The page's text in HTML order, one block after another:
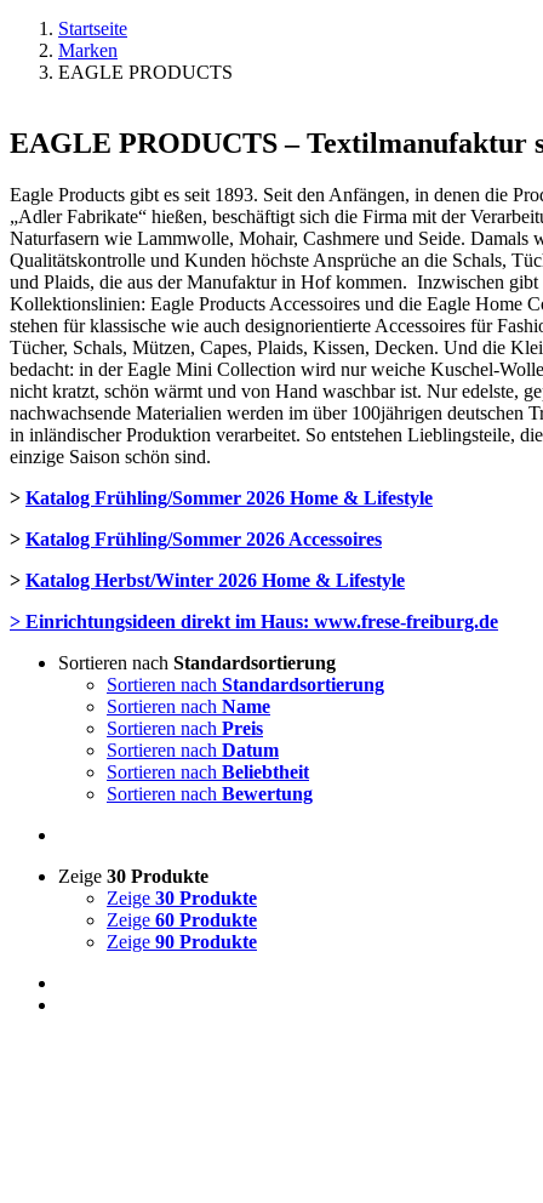
Startseite
Marken
EAGLE PRODUCTS
EAGLE PRODUCTS – Textilmanufaktur
Eagle Products gibt es seit 1893. Seit den Anfängen, in denen die
„Adler Fabrikate“ hießen, beschäftigt sich die Firma mit der
Naturfasern wie Lammwolle, Mohair, Cashmere und Seide. Damals
Qualitätskontrolle und Kunden höchste Ansprüche an die Schals,
und Plaids, die aus der Manufaktur in Hof kommen. Inzwischen gibt
Kollektionslinien: Eagle Products Accessoires und die Eagle Home
stehen für klassische wie auch designorientierte Accessoires für
Tücher, Schals, Mützen, Capes, Plaids, Kissen, Decken. Und die
bedacht: in der Eagle Mini Collection wird nur weiche Kuschel-
nicht kratzt, schön wärmt und von Hand waschbar ist. Nur edelste,
nachwachsende Materialien werden im über 100jährigen deutschen
in inländischer Produktion verarbeitet. So entstehen Lieblingsteile,
einzige Saison schön sind.
> Katalog Frühling/Sommer 2026 Home & Lifestyle
> Katalog Frühling/Sommer 2026 Accessoires
> Katalog Herbst/Winter 2026 Home & Lifestyle
> Einrichtungsideen direkt im Haus: www.frese-freiburg.de
Sortieren nach Standardsortierung
Sortieren nach Standardsortierung
Sortieren nach Name
Sortieren nach Preis
Sortieren nach Datum
Sortieren nach Beliebtheit
Sortieren nach Bewertung
Zeige 30 Produkte
Zeige 30 Produkte
Zeige 60 Produkte
Zeige 90 Produkte